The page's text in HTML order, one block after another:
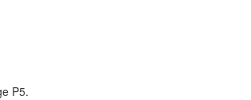
P5.